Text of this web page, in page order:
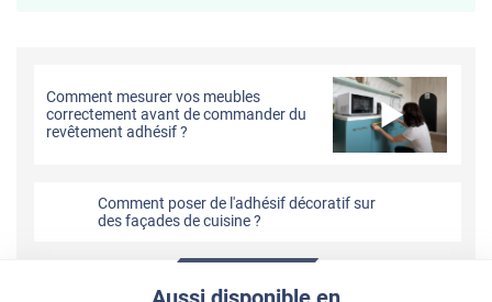
Comment mesurer vos meubles
correctement avant de commander du
revêtement adhésif ?
Comment poser de l'adhésif décoratif sur
des façades de cuisine ?